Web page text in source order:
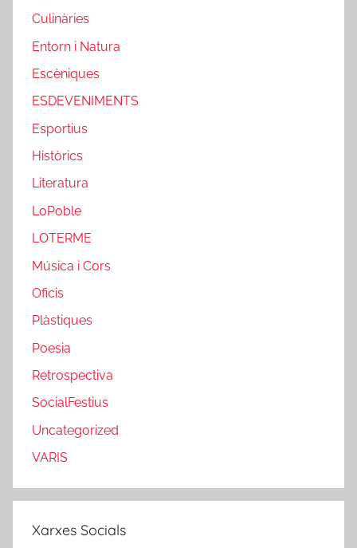
Culinàries
Entorn i Natura
Escèniques
ESDEVENIMENTS
Esportius
Històrics
Literatura
LoPoble
LOTERME
Música i Cors
Oficis
Plàstiques
Poesia
Retrospectiva
SocialFestius
Uncategorized
VARIS
Xarxes Socials